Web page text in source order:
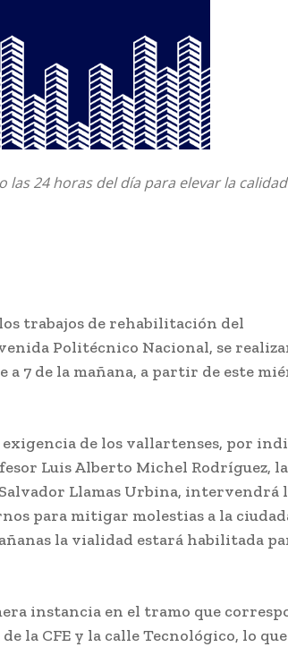
24 horas del día para elevar la
trabajos de rehabilitación del
Politécnico Nacional, se
a 7 de la mañana, a partir de este
de los vallartenses, por
Luis Alberto Michel Rodríguez, la
Llamas Urbina, intervendrá
para mitigar molestias a la
la vialidad estará habilitada
instancia en el tramo que
la CFE y la calle Tecnológico, lo